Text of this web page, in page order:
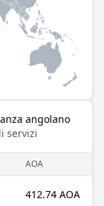
angolano
servizi
AOA
412.74 AOA